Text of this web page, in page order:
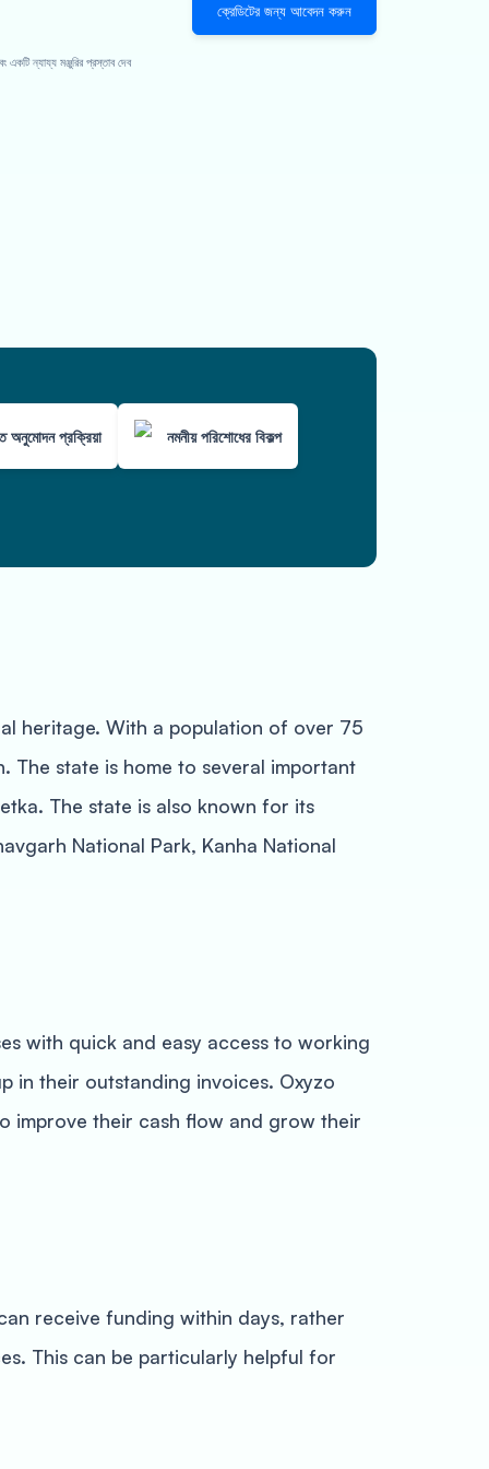
ন্যায্য মঞ্জুরির প্রস্তাব দেব
ক্রেডিটের জন্য আবেদন করুন
অনুমোদন প্রক্রিয়া নমনীয় পরিশোধের বিকল্প
heritage. With a population of over 75
The state is home to several important
The state is also known for its
National Park, Kanha National
with quick and easy access to working
in their outstanding invoices. Oxyzo
improve their cash flow and grow their
receive funding within days, rather
This can be particularly helpful for